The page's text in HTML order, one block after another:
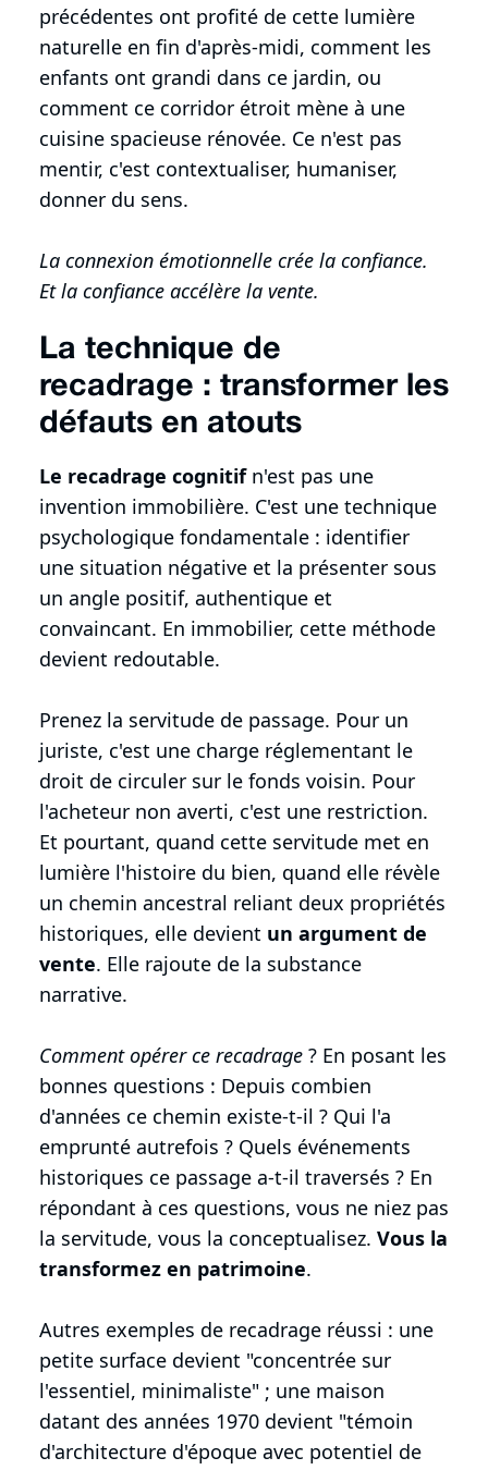
précédentes ont profité de cette lumière
naturelle en fin d'après-midi, comment les
enfants ont grandi dans ce jardin, ou
comment ce corridor étroit mène à une
cuisine spacieuse rénovée. Ce n'est pas
mentir, c'est contextualiser, humaniser,
donner du sens.
La connexion émotionnelle crée la confiance.
Et la confiance accélère la vente.
La technique de
recadrage : transformer les
défauts en atouts
Le recadrage cognitif n'est pas une
invention immobilière. C'est une technique
psychologique fondamentale : identifier
une situation négative et la présenter sous
un angle positif, authentique et
convaincant. En immobilier, cette méthode
devient redoutable.
Prenez la servitude de passage. Pour un
juriste, c'est une charge réglementant le
droit de circuler sur le fonds voisin. Pour
l'acheteur non averti, c'est une restriction.
Et pourtant, quand cette servitude met en
lumière l'histoire du bien, quand elle révèle
un chemin ancestral reliant deux propriétés
historiques, elle devient un argument de
vente. Elle rajoute de la substance
narrative.
Comment opérer ce recadrage ? En posant les
bonnes questions : Depuis combien
d'années ce chemin existe-t-il ? Qui l'a
emprunté autrefois ? Quels événements
historiques ce passage a-t-il traversés ? En
répondant à ces questions, vous ne niez pas
la servitude, vous la conceptualisez. Vous la
transformez en patrimoine.
Autres exemples de recadrage réussi : une
petite surface devient "concentrée sur
l'essentiel, minimaliste" ; une maison
datant des années 1970 devient "témoin
d'architecture d'époque avec potentiel de